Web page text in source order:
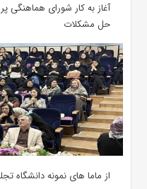
آغاز به کار شورای هماهنگی
حل مشکلات
از ماما های نمونه دانشگاه